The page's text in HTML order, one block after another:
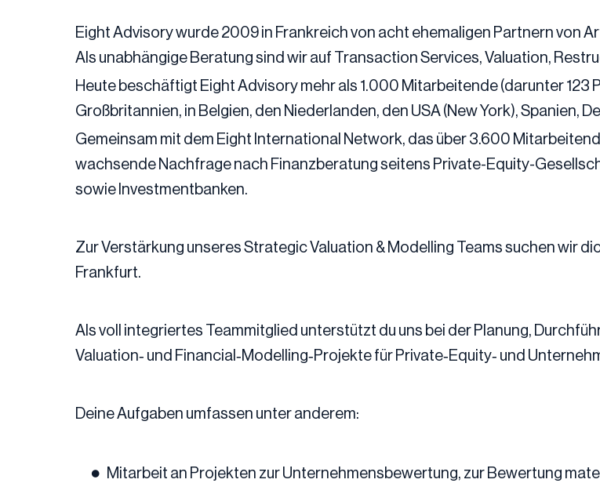
Eight Advisory wurde 2009 in Frankreich von acht ehemaligen Partnern von
Als unabhängige Beratung sind wir auf Transaction Services, Valuation,
Heute beschäftigt Eight Advisory mehr als 1.000 Mitarbeitende (darunter 123
Großbritannien, in Belgien, den Niederlanden, den USA (New York), Spanien,
Gemeinsam mit dem Eight International Network, das über 3.600
wachsende Nachfrage nach Finanzberatung seitens Private-Equity-
sowie Investmentbanken.
Zur Verstärkung unseres Strategic Valuation & Modelling Teams suchen wir
Frankfurt.
Als voll integriertes Teammitglied unterstützt du uns bei der Planung,
Valuation‑ und Financial‑Modelling‑Projekte für Private‑Equity‑ und
Deine Aufgaben umfassen unter anderem:
Mitarbeit an Projekten zur Unternehmensbewertung, zur Bewertung